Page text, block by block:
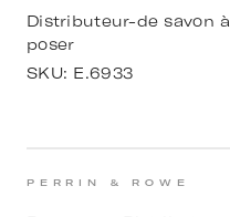
Distributeur-de savon à
poser
SKU: E.6933
PERRIN & ROWE